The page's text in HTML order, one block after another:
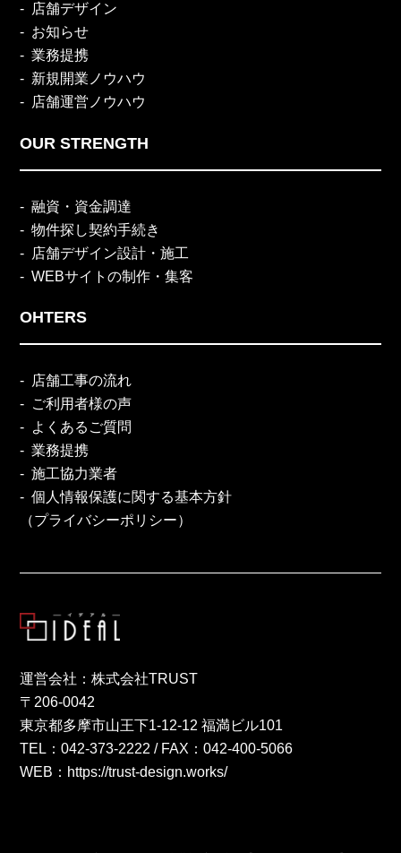
店舗デザイン
お知らせ
業務提携
新規開業ノウハウ
店舗運営ノウハウ
OUR STRENGTH
融資・資金調達
物件探し契約手続き
店舗デザイン設計・施工
WEBサイトの制作・集客
OHTERS
店舗工事の流れ
ご利用者様の声
よくあるご質問
業務提携
施工協力業者
個人情報保護に関する基本方針
（プライバシーポリシー）
運営会社：株式会社TRUST
〒206-0042
東京都多摩市山王下1-12-12 福満ビル101
TEL：042-373-2222 / FAX：042-400-5066
WEB： https://trust-design.works/